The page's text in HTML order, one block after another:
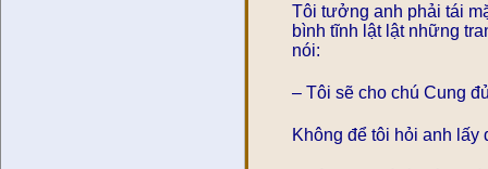
Tôi tưởng anh phải tái
bình tĩnh lật lật những
nói:
– Tôi sẽ cho chú Cung
Không để tôi hỏi anh lấy